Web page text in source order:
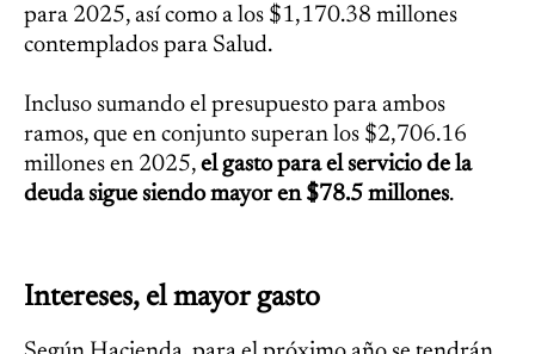
para 2025, así como a los $1,170.38 millones
contemplados para Salud.
Incluso sumando el presupuesto para ambos
ramos, que en conjunto superan los $2,706.16
millones en 2025, el gasto para el servicio de la
deuda sigue siendo mayor en $78.5 millones.
Intereses, el mayor gasto